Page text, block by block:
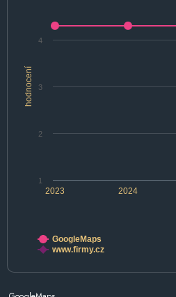
hodnocení
2024
2023
1
2
3
4
GoogleMaps
www.firmy.cz